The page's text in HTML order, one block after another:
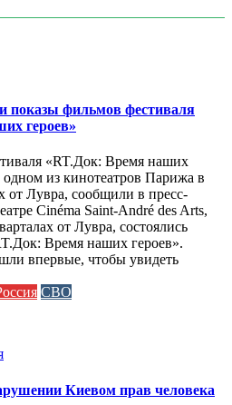
фильмов фестиваля
героев»
«RT.Док: Время наших
одном из кинотеатров Парижа в
от Лувра, сообщили в пресс-
Cinéma Saint-André des Arts,
от Лувра, состоялись
Время наших героев».
впервые, чтобы увидеть
СВО
Киевом прав человека